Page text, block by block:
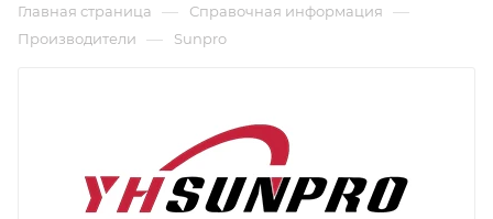
Главная страница — Справочная информация —
Производители — Sunpro